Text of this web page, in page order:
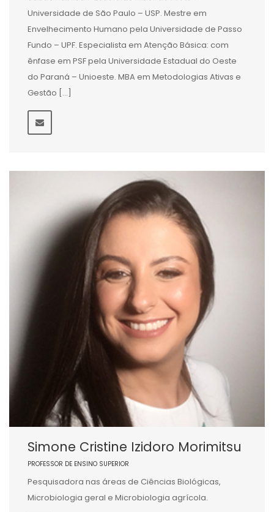
Universidade de São Paulo – USP. Mestre em
Envelhecimento Humano pela Universidade de Passo
Fundo – UPF. Especialista em Atenção Básica: com
ênfase em PSF pela Universidade Estadual do Oeste
do Paraná – Unioeste. MBA em Metodologias Ativas e
Gestão […]
Simone Cristine Izidoro Morimitsu
PROFESSOR DE ENSINO SUPERIOR
Pesquisadora nas áreas de Ciências Biológicas,
Microbiologia geral e Microbiologia agrícola.